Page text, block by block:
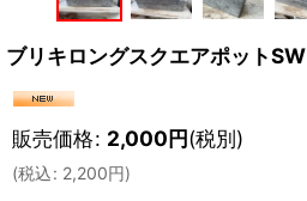
ブリキロングスクエアポットSW
販売価格: 2,000円(税別)
(税込: 2,200円)